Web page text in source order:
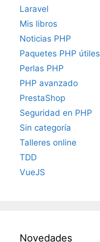
Laravel
Mis libros
Noticias PHP
Paquetes PHP útiles
Perlas PHP
PHP avanzado
PrestaShop
Seguridad en PHP
Sin categoría
Talleres online
TDD
VueJS
Novedades